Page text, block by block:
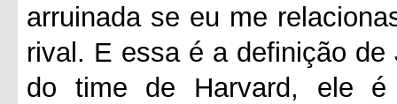
arruinada se eu me
rival. E essa é a definição
do time de Harvard, ele é